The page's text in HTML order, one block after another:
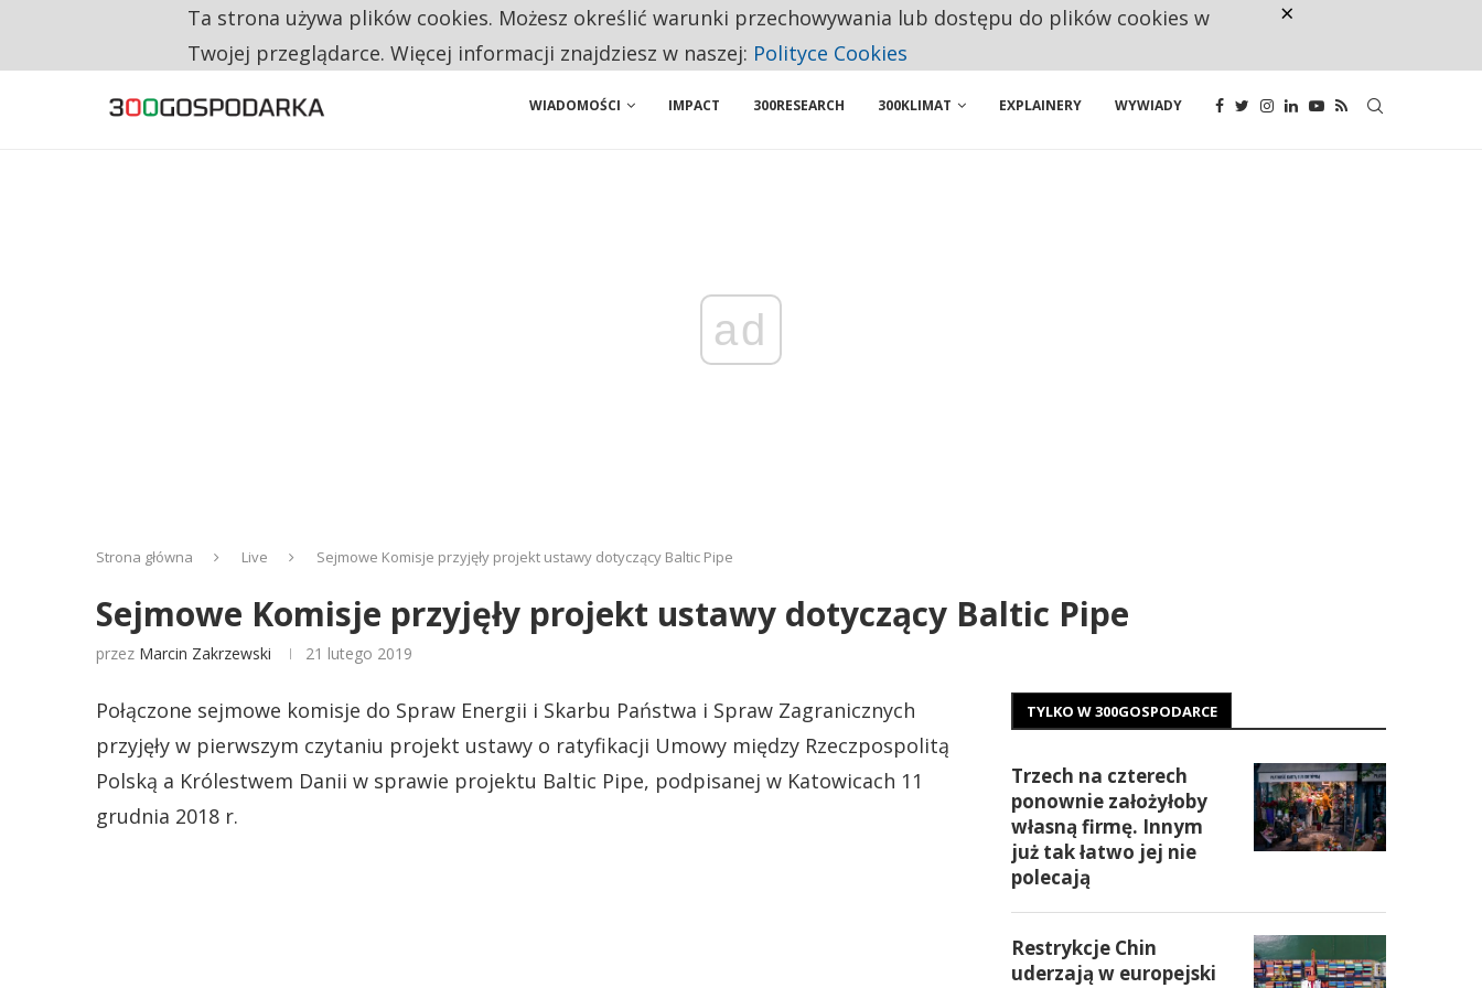
CO TRZECIĄ ZŁOTÓWKĘ Z EMERYTURY SENIORZY PRZEZNACZAJĄ NA PODSTAWOWE ZAKUPY
WIADOMOŚCI IMPACT 300RESEARCH 300KLIMAT EXPLAINERY WYWIADY
ad
Strona główna Live Sejmowe Komisje przyjęły projekt ustawy dotyczący Baltic Pipe
Sejmowe Komisje przyjęły projekt ustawy dotyczący Baltic Pipe
przez Marcin Zakrzewski 21 lutego 2019
Połączone sejmowe komisje do Spraw Energii i Skarbu Państwa i Spraw Zagranicznych
przyjęły w pierwszym czytaniu projekt ustawy o ratyfikacji Umowy między Rzeczpospolitą
Polską a Królestwem Danii w sprawie projektu Baltic Pipe, podpisanej w Katowicach 11
grudnia 2018 r.
TYLKO W 300GOSPODARCE
Trzech na czterech
ponownie założyłoby
własną firmę. Innym
już tak łatwo jej nie
polecają
Restrykcje Chin
uderzają w europejski
Ta strona używa plików cookies. Możesz określić warunki przechowywania lub dostępu do plików cookies w
Twojej przeglądarce. Więcej informacji znajdziesz w naszej: Polityce Cookies
×